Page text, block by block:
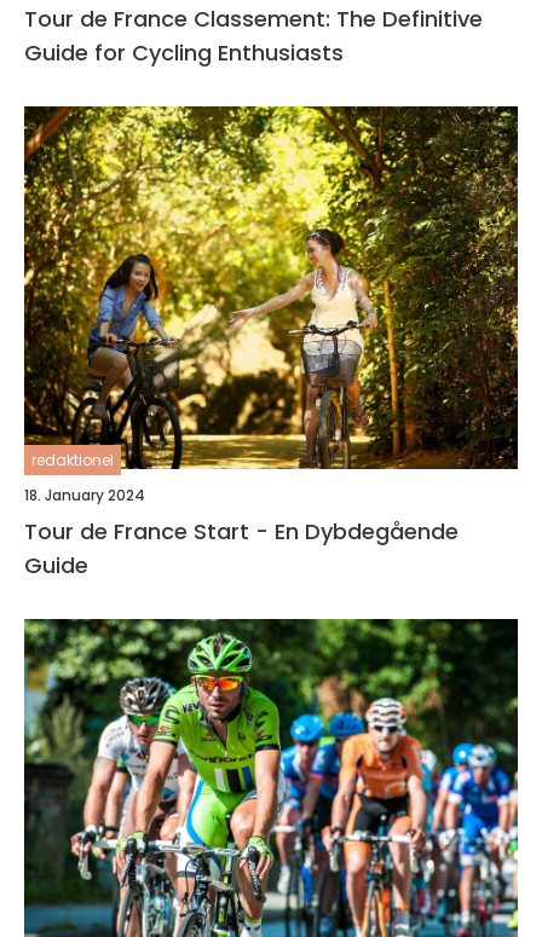
Tour de France Classement: The Definitive
Guide for Cycling Enthusiasts
redaktionel
18. January 2024
Tour de France Start - En Dybdegående
Guide